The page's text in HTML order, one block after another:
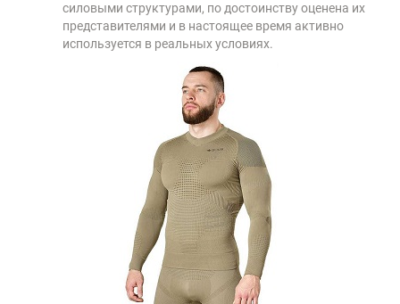
силовыми структурами, по достоинству оценена их
представителями и в настоящее время активно
используется в реальных условиях.